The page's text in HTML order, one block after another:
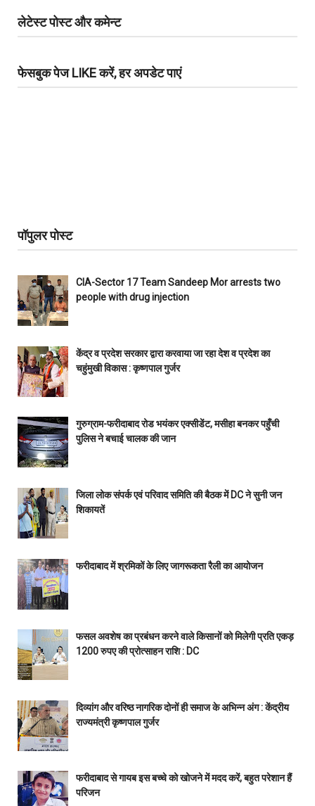
लेटेस्ट पोस्ट और कमेन्ट
फेसबुक पेज LIKE करें, हर अपडेट पाएं
पॉपुलर पोस्ट
CIA-Sector 17 Team Sandeep Mor arrests two
people with drug injection
केंद्र व प्रदेश सरकार द्वारा करवाया जा रहा देश व प्रदेश का
चहुंमुखी विकास : कृष्णपाल गुर्जर
गुरुग्राम-फरीदाबाद रोड भयंकर एक्सीडेंट, मसीहा बनकर पहुँची
पुलिस ने बचाई चालक की जान
जिला लोक संपर्क एवं परिवाद समिति की बैठक में DC ने सुनी जन
शिकायतें
फरीदाबाद में श्रमिकों के लिए जागरूकता रैली का आयोजन
फसल अवशेष का प्रबंधन करने वाले किसानों को मिलेगी प्रति एकड़
1200 रुपए की प्रोत्साहन राशि : DC
दिव्यांग और वरिष्ठ नागरिक दोनों ही समाज के अभिन्न अंग : केंद्रीय
राज्यमंत्री कृष्णपाल गुर्जर
फरीदाबाद से गायब इस बच्चे को खोजने में मदद करें, बहुत परेशान हैं
परिजन